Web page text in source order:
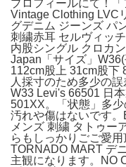
プロフィールにて！
Vintage Clothing LVC
グデニム ジーンズ パ
刺繍赤耳 セルヴィッ
内股シングル クロカ
Japan「サイズ」
112cm股上 31cm股下
人採寸のため多少の
W33 Levi's 66501 日
501XX。「状態」多
汚れや傷はないです
メンズ 刺繍 タトゥー
らもしっかりごご愛用
TORNADO MART デ
主観になります。NO